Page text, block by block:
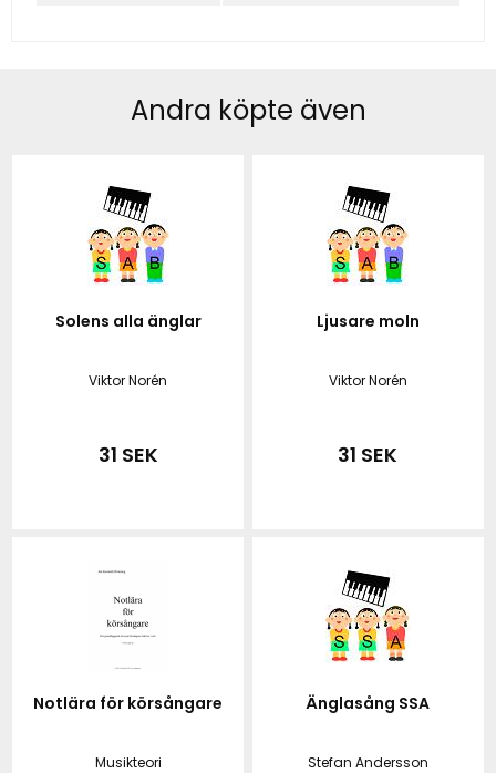
Andra köpte även
Solens alla änglar
Viktor Norén
31 SEK
Ljusare moln
Viktor Norén
31 SEK
Notlära för körsångare
Musikteori
Änglasång SSA
Stefan Andersson